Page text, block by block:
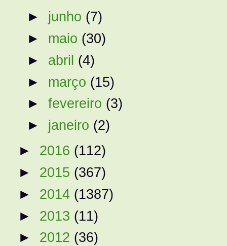
► junho (7)
► maio (30)
► abril (4)
► março (15)
►fevereiro (3)
► janeiro (2)
► 2016 (112)
► 2015 (367)
► 2014 (1387)
► 2013 (11)
► 2012 (36)